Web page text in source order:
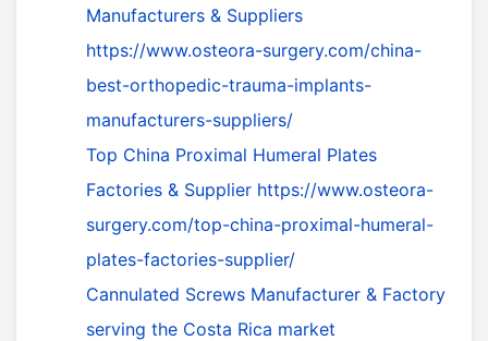
Manufacturers & Suppliers
https://www.osteora-surgery.com/china-
best-orthopedic-trauma-implants-
manufacturers-suppliers/
Top China Proximal Humeral Plates
Factories & Supplier https://www.osteora-
surgery.com/top-china-proximal-humeral-
plates-factories-supplier/
Cannulated Screws Manufacturer & Factory
serving the Costa Rica market